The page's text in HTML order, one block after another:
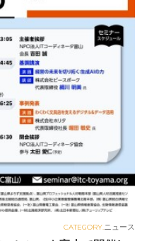
CATEGORY. ニュース